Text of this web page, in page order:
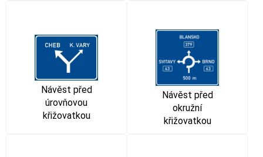
Návěst před
úrovňovou
křižovatkou
Návěst před
okružní
křižovatkou